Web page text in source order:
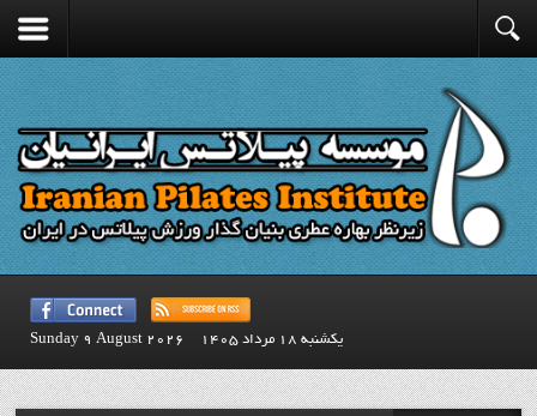
يكشنبه 18 مرداد 1405 Sunday 9 August 2026